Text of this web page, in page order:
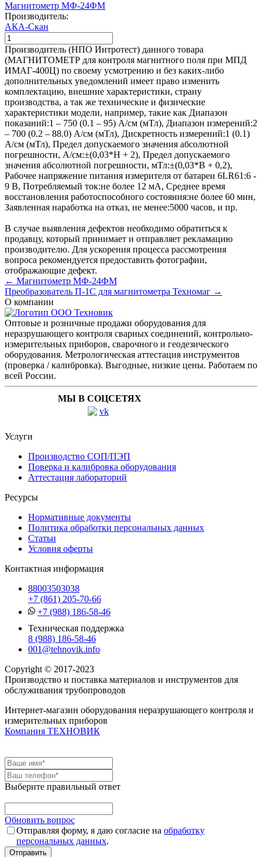
Магнитометр МФ-24ФМ
Производитель:
АКА-Скан
Производитель (НПО Интротест) данного товара
(МАГНИТОМЕТР для контроля магнитного поля при МПД
ИМАГ-400Ц) по своему усмотрению и без каких-либо
дополнительных уведомлений имеет право изменить
комплектацию, внешние характеристики, страну
производства, а так же технические и физические
характеристики модели, например, такие как Диапазон
показаний:1 – 750 (0.1 – 95) А/см (мТл), Диапазон измерений:2
– 700 (0.2 – 88.0) А/см (мТл), Дискретность измерений:1 (0.1)
А/см (мТл), Предел допускаемого значения абсолютной
погрешности, А/см:±(0,03*Н + 2), Предел допускаемого
значения абсолютной погрешности, мТл:±(0,03*В + 0,2),
Рабочее напряжение питания измерителя от батареи 6LR61:6 -
9 В, Потребляемый ток:не более 12 мА, Среднее время
восстановления работоспособного состояния:не более 60 мин,
Заявленная наработка на отказ, не менее:5000 часов, и пр.
В случае выявления дефектов необходимо обратиться к
продавцу, который принимает и отправляет рекламацию
производителю. Для ускорения процесса рассмотрения
вопроса рекомендуется предоставить фотографии,
отображающие дефект.
← Магнитометр МФ-24ФМ
Преобразователь П-1С для магнитометра Техномаг →
О компании
Оптовые и розничные продажи оборудования для
неразрушающего контроля сварных соединений, контрольно-
измерительных приборов, сварочного и геодезического
оборудования. Метрологическая аттестация инструментов
(проверка / калибровка). Выгодные, низкие цены. Работаем по
всей России.
МЫ В СОЦСЕТЯХ
Услуги
Производство СОП/ПЭП
Поверка и калибровка оборудования
Аттестация лабораторий
Ресурсы
Нормативные документы
Политика обработки персональных данных
Статьи
Условия оферты
Контактная информация
88003503038
+7 (861) 205-70-66
+7 (988) 186-58-46
Техническая поддержка
8 (988) 186-58-46
001@tehnovik.info
Copyright © 2017-2023
Производство и поставка материалов и инструментов для
обслуживания трубопроводов
Интернет-магазин оборудования неразрушающего контроля и
измерительных приборов
Компания ТЕХНОВИК
Выберите правильный ответ
Обновить вопрос
Отправляя форму, я даю согласие на обработку
персональных данных.